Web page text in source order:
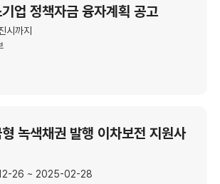
업 정책자금 융자계획 공고
시까지
녹색채권 발행 이차보전 지원사
26 ~ 2025-02-28